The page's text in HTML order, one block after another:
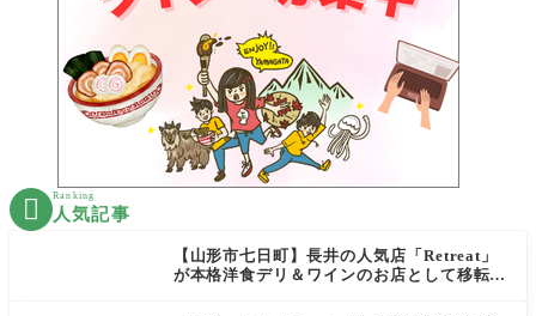
 Ranking
人気記事
【山形市七日町】長井の人気店「Retreat」
が本格洋食デリ＆ワインのお店として移転オ